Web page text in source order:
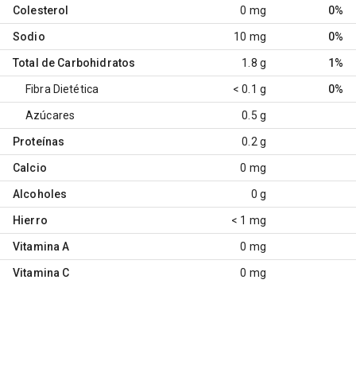
Colesterol 0 mg 0%
Sodio 10 mg 0%
Total de Carbohidratos 1.8 g 1%
Fibra Dietética < 0.1 g 0%
Azúcares 0.5 g
Proteínas 0.2 g
Calcio 0 mg
Alcoholes 0 g
Hierro < 1 mg
Vitamina A 0 mg
Vitamina C 0 mg